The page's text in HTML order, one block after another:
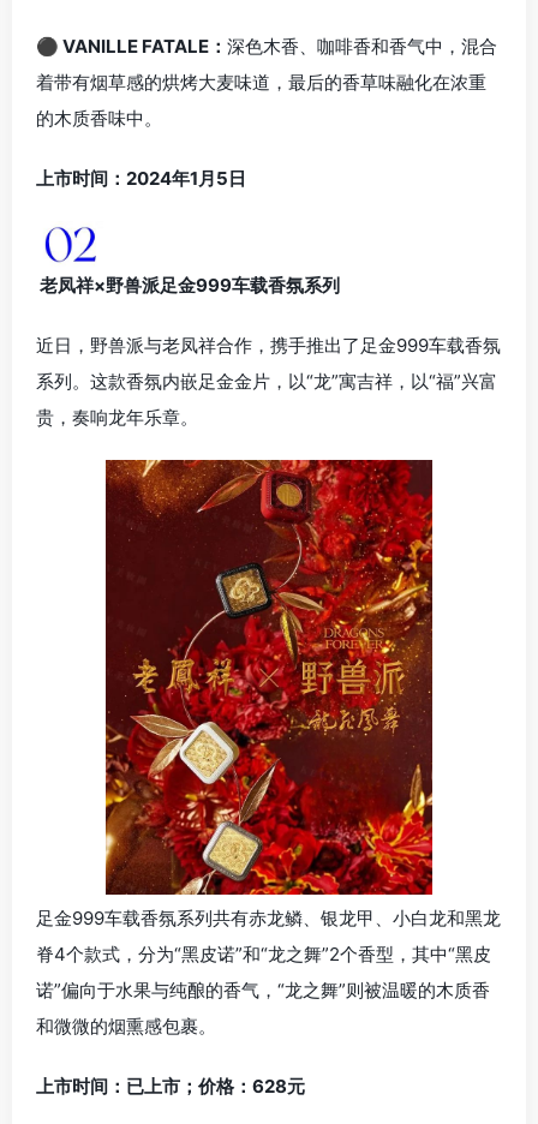
⚫ VANILLE FATALE： 深色木香、咖啡香和香气中，混合
着带有烟草感的烘烤大麦味道，最后的香草味融化在浓重
的木质香味中。
上市时间：2024年1月5日
老凤祥×野兽派足金999车载香氛系列
近日，野兽派与老凤祥合作，携手推出了足金999车载香氛
系列。这款香氛内嵌足金金片，以“龙”寓吉祥，以“福”兴富
贵，奏响龙年乐章。
足金999车载香氛系列共有赤龙鳞、银龙甲、小白龙和黑龙
脊4个款式，分为“黑皮诺”和“龙之舞”2个香型，其中“黑皮
诺”偏向于水果与纯酿的香气，“龙之舞”则被温暖的木质香
和微微的烟熏感包裹。
上市时间：已上市；价格：628元